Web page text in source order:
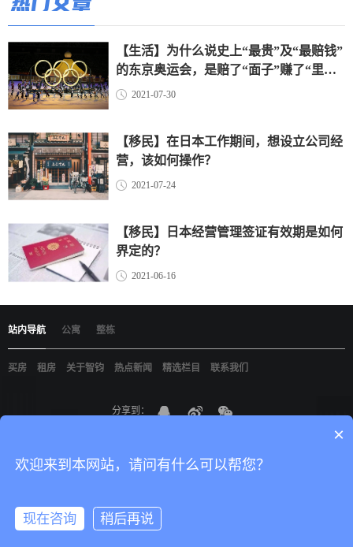
【生活】为什么说史上“最贵”及“最赔钱”
的东京奥运会，是赔了“面子”赚了“里
子”？（上）
2021-07-30
【移民】在日本工作期间，想设立公司经
营，该如何操作？
2021-07-24
【移民】日本经营管理签证有效期是如何
界定的？
2021-06-16
站内导航 公寓 整栋
买房 租房 关于智钧 热点新闻 精选栏目 联系我们
分享到：
中国
×
欢迎来到本网站，请问有什么可以帮您？
现在咨询 稍后再说